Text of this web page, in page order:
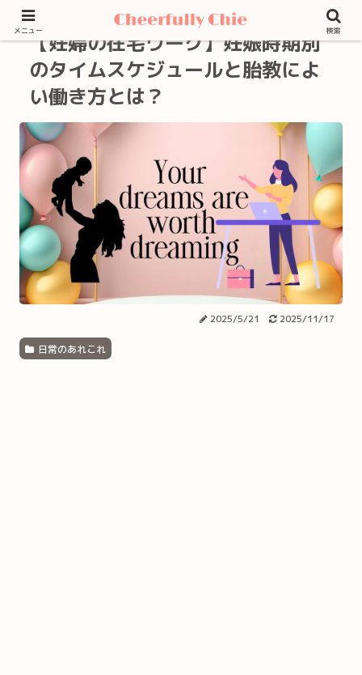
【妊婦の在宅ワーク】妊娠時期別
のタイムスケジュールと胎教によ
い働き方とは？
2025/5/21 2025/11/17
日常のあれこれ
メニュー 検索